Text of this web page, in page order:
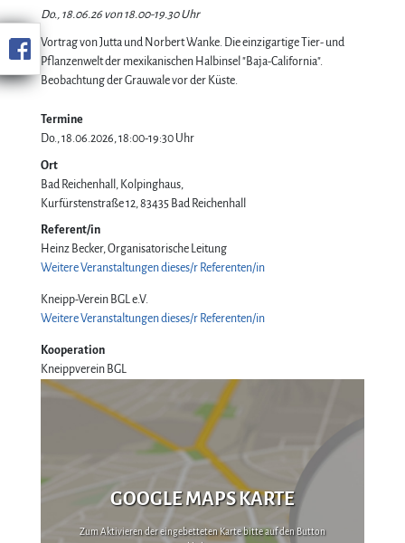
Do., 18.06.26 von 18.00-19.30 Uhr
Vortrag von Jutta und Norbert Wanke. Die einzigartige Tier- und
Pflanzenwelt der mexikanischen Halbinsel "Baja-California".
Beobachtung der Grauwale vor der Küste.
Termine
Do., 18.06.2026, 18:00-19:30 Uhr
Ort
Bad Reichenhall, Kolpinghaus
Kurfürstenstraße 12 83435 Bad Reichenhall
Referent/in
Heinz Becker, Organisatorische Leitung
Weitere Veranstaltungen dieses/r Referenten/in
Kneipp-Verein BGL e.V.
Weitere Veranstaltungen dieses/r Referenten/in
Kooperation
Kneippverein BGL
GOOGLE MAPS KARTE
Zum Aktivieren der eingebetteten Karte bitte auf den Button